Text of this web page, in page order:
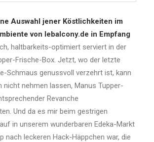
Auswahl jener Köstlichkeiten im
von lebalcony.de in Empfang
haltbarkeits-optimiert serviert in der
Frische-Box. Jetzt, wo der letzte
Schmaus genussvoll verzehrt ist, kann
nicht nehmen lassen, Manus Tupper-
Revanche
Und da es mir beim gestrigen
in unserem wunderbaren Edeka-Markt
nach leckeren Hack-Häppchen war, die